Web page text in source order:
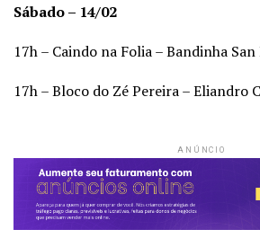
Sábado – 14/02
17h – Caindo na Folia – Bandinha San
17h – Bloco do Zé Pereira – Eliandro
ANÚNCIO